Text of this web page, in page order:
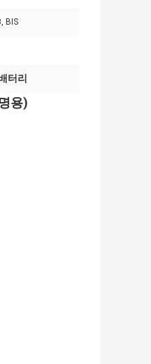
BIS
터리
용)